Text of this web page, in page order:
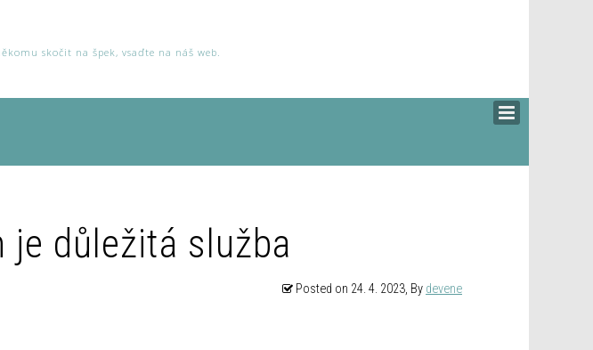
skočit na špek, vsaďte na náš web.
je důležitá služba
Posted on 24. 4. 2023, By devene